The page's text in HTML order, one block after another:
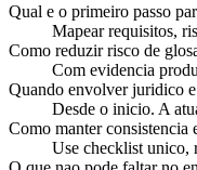
Qual e o primeiro passo
Mapear requisitos,
Como reduzir risco de
Com evidencia
Quando envolver juridico
Desde o inicio. A
Como manter consistencia
Use checklist unico,